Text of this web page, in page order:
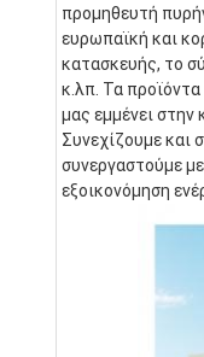
προμηθευτή
ευρωπαϊκή και
κατασκευής, το
κ.λπ. Τα
μας εμμένει στην
Συνεχίζουμε και
συνεργαστούμε
εξοικονόμηση